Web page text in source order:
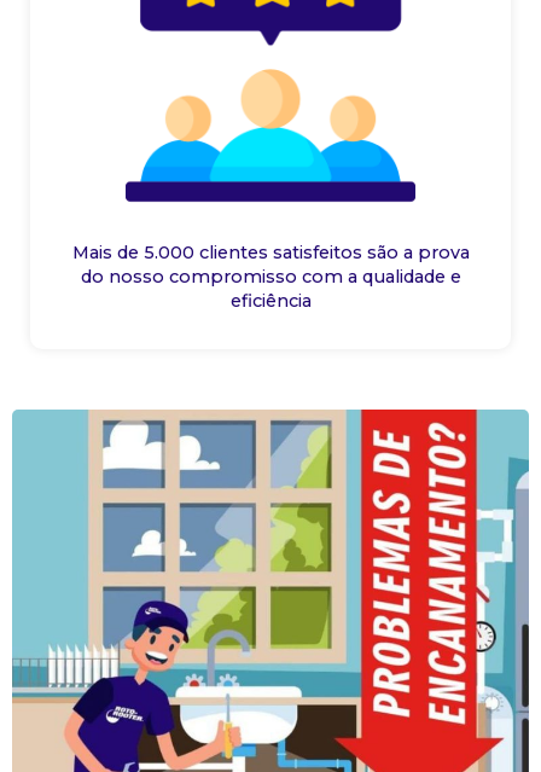
Mais de 5.000 clientes satisfeitos são a prova
do nosso compromisso com a qualidade e
eficiência